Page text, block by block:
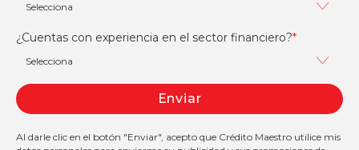
¿Cuentas con experiencia en el sector financiero?*
Al darle clic en el botón "Enviar", acepto que Crédito Maestro utilice mis